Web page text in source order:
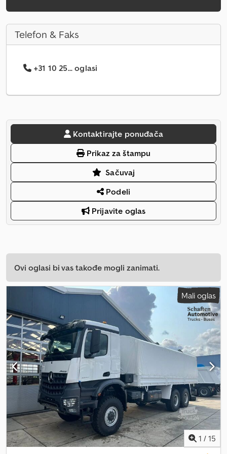
Telefon & Faks
+31 10 25... oglasi
Kontaktirajte ponuđača
Prikaz za štampu
Sačuvaj
Podeli
Prijavite oglas
Ovi oglasi bi vas takođe mogli zanimati.
Mali oglas
1 / 15